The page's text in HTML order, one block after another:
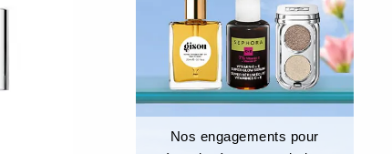
Nos engagements pour